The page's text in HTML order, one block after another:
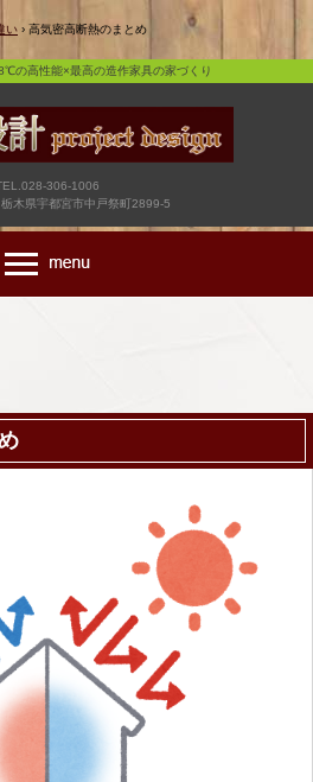
高性能×最高の造作家具の家づくり
い › 高気密高断熱のまとめ
の高性能×最高の造作家具の家づくり
306-1006
木県宇都宮市中戸祭町2899-5